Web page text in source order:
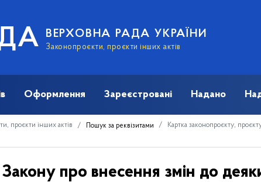
ВЕРХОВНА РАДА УКРАЇНИ
Законопроєкти, проєкти інших актів
Оформлення Зареєстровані Надано
проєкти інших актів Пошук за реквізитами Картка законопроєкту,
про внесення змін до